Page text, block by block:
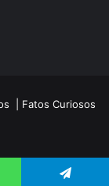
| Fatos Curiosos